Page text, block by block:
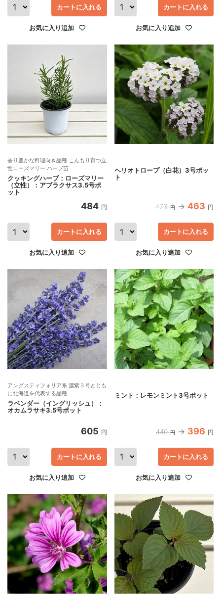
カートに入れる
お気に入り追加
カートに入れる
お気に入り追加
香り豊かな料理向き品種 こんもり育つ立
性ローズマリー ハーブ苗
クッキングハーブ：ローズマリー
（立性）：アブラクサス3.5号ポ
ット
484 円
カートに入れる
お気に入り追加
ヘリオトロープ（白花）3号ポッ
ト
473 円 463 円
カートに入れる
お気に入り追加
アングスティフォリア系 濃紫３号ととも
に北海道を代表する品種
ラベンダー（イングリッシュ）：
オカムラサキ3.5号ポット
605 円
カートに入れる
お気に入り追加
ミント：レモンミント3号ポット
440 円 396 円
カートに入れる
お気に入り追加